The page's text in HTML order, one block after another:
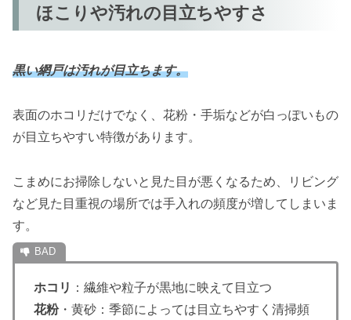
ほこりや汚れの目立ちやすさ
黒い網戸は汚れが目立ちます。
表面のホコリだけでなく、花粉・手垢などが白っぽいもの
が目立ちやすい特徴があります。
こまめにお掃除しないと見た目が悪くなるため、リビング
など見た目重視の場所では手入れの頻度が増してしまいま
す。
ホコリ ：繊維や粒子が黒地に映えて目立つ
花粉・黄砂：季節によっては目立ちやすく清掃頻